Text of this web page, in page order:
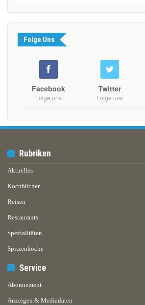
Folge Uns
Facebook
Folge uns
Twitter
Folge uns
Rubriken
Aktuelles
Kochbücher
Reisen
Restaurants
Spezialitäten
Spitzenköche
Service
Abonnement
Anzeigen & Mediadaten